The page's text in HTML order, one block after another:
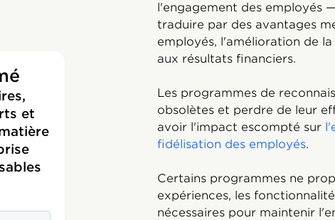
et
l'engagement des employés
traduire par des avantages
employés, l'amélioration de
aux résultats financiers.
Les programmes de
obsolètes et perdre de leur
avoir l'impact escompté sur
fidélisation des employés.
Certains programmes ne
expériences, les
nécessaires pour maintenir